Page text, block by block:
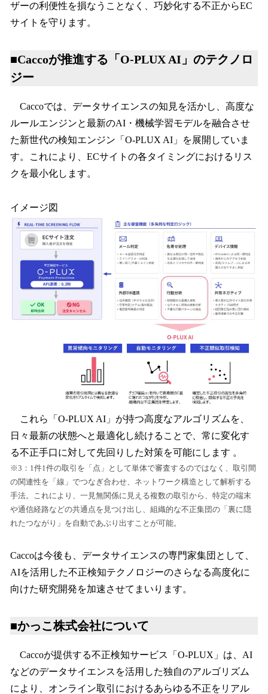
ザーの利便性を損なうことなく、巧妙化する不正からEC
サイトを守ります。
■Caccoが推進する「O-PLUX AI」のテクノロ
ジー
Caccoでは、データサイエンスの知見を活かし、高度な
ルールエンジンと最新のAI・機械学習モデルを融合させ
た新世代の検知エンジン「O-PLUX AI」を展開していま
す。これにより、ECサイトの各タイミングにおけるリス
クを最小化します。
イメージ図
これら「O-PLUX AI」が持つ高度なアルゴリズムを、
日々最新の状態へと最適化し続けることで、常に変化す
る不正手口に対して先回りした対策を可能にします 。
※3：1件1件の取引を「点」として単体で審査するのではなく、取引間
の関連性を「線」でつなぎ合わせ、ネットワーク構造として解析する
手法。これにより、一見無関係に見える複数の取引から、特定の端末
や通信経路などの共通点を見つけ出し、組織的な不正集団の「裏に隠
れたつながり」を自動であぶり出すことが可能。
Caccoは今後も、データサイエンスの専門家集団として、
AIを活用した不正検知テクノロジーのさらなる高度化に
向けた研究開発を加速させてまいります。
■かっこ株式会社について
Caccoが提供する不正検知サービス「O-PLUX」は、AI
などのデータサイエンスを活用した独自のアルゴリズム
により、オンライン取引におけるあらゆる不正をリアル